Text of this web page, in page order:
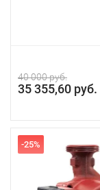
40 000 руб.
35 355,60 руб.
-25%